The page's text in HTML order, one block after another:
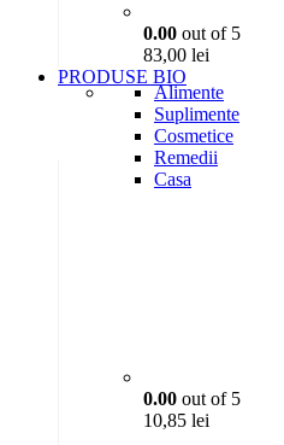
0.00 out of 5
83,00 lei
PRODUSE BIO
Alimente
Suplimente
Cosmetice
Remedii
Casa
0.00 out of 5
10,85 lei